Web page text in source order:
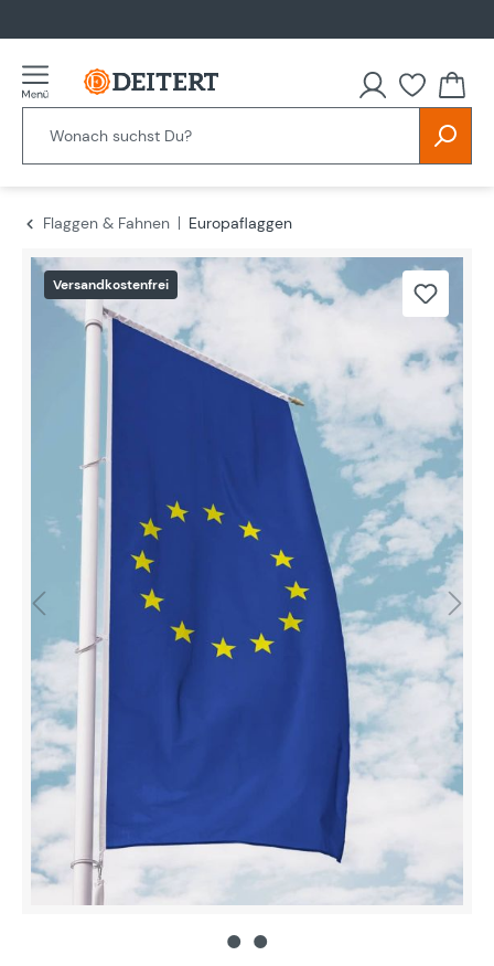
Flaggen & Fahnen
Europaflaggen
Bildergalerie überspringen
Versandkostenfrei